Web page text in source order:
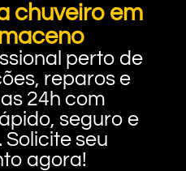
chuveiro em
perto de
reparos e
24h com
seguro e
seu
agora!